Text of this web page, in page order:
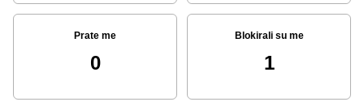
Prate me
0
Blokirali su me
1